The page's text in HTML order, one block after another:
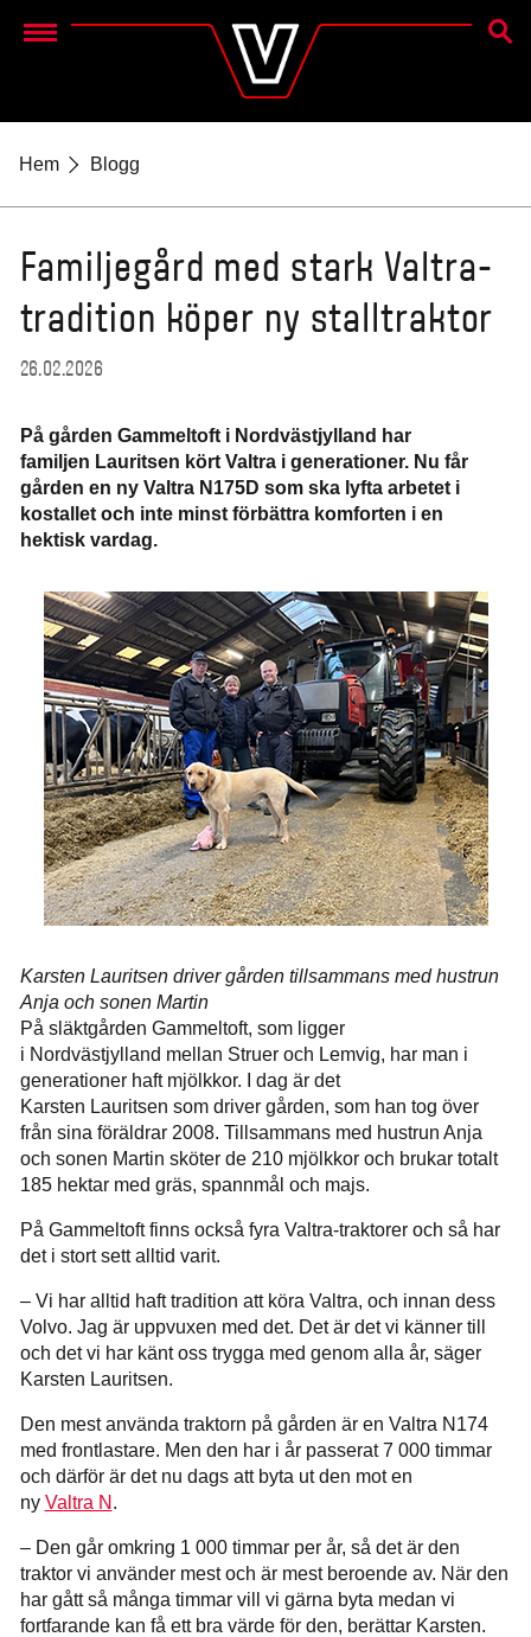
Menu
Hem Blogg
Familjegård med stark Valtra-
tradition köper ny stalltraktor
26.02.2026
På gården Gammeltoft i Nordvästjylland har
familjen Lauritsen kört Valtra i generationer. Nu får
gården en ny Valtra N175D som ska lyfta arbetet i
kostallet och inte minst förbättra komforten i en
hektisk vardag.
Karsten Lauritsen driver gården tillsammans med hustrun
Anja och sonen Martin
På släktgården Gammeltoft, som ligger
i Nordvästjylland mellan Struer och Lemvig, har man i
generationer haft mjölkkor. I dag är det
Karsten Lauritsen som driver gården, som han tog över
från sina föräldrar 2008. Tillsammans med hustrun Anja
och sonen Martin sköter de 210 mjölkkor och brukar totalt
185 hektar med gräs, spannmål och majs.
På Gammeltoft finns också fyra Valtra-traktorer och så har
det i stort sett alltid varit.
– Vi har alltid haft tradition att köra Valtra, och innan dess
Volvo. Jag är uppvuxen med det. Det är det vi känner till
och det vi har känt oss trygga med genom alla år, säger
Karsten Lauritsen.
Den mest använda traktorn på gården är en Valtra N174
med frontlastare. Men den har i år passerat 7 000 timmar
och därför är det nu dags att byta ut den mot en
ny Valtra N .
– Den går omkring 1 000 timmar per år, så det är den
traktor vi använder mest och är mest beroende av. När den
har gått så många timmar vill vi gärna byta medan vi
fortfarande kan få ett bra värde för den, berättar Karsten.